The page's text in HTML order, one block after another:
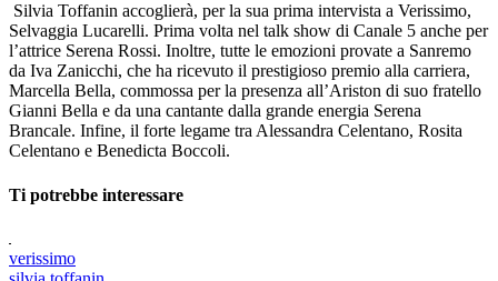
Silvia Toffanin accoglierà, per la sua prima intervista a Verissimo,
Selvaggia Lucarelli. Prima volta nel talk show di Canale 5 anche per
l’attrice Serena Rossi. Inoltre, tutte le emozioni provate a Sanremo
da Iva Zanicchi, che ha ricevuto il prestigioso premio alla carriera,
Marcella Bella, commossa per la presenza all’Ariston di suo fratello
Gianni Bella e da una cantante dalla grande energia Serena
Brancale. Infine, il forte legame tra Alessandra Celentano, Rosita
Celentano e Benedicta Boccoli.
Ti potrebbe interessare
verissimo